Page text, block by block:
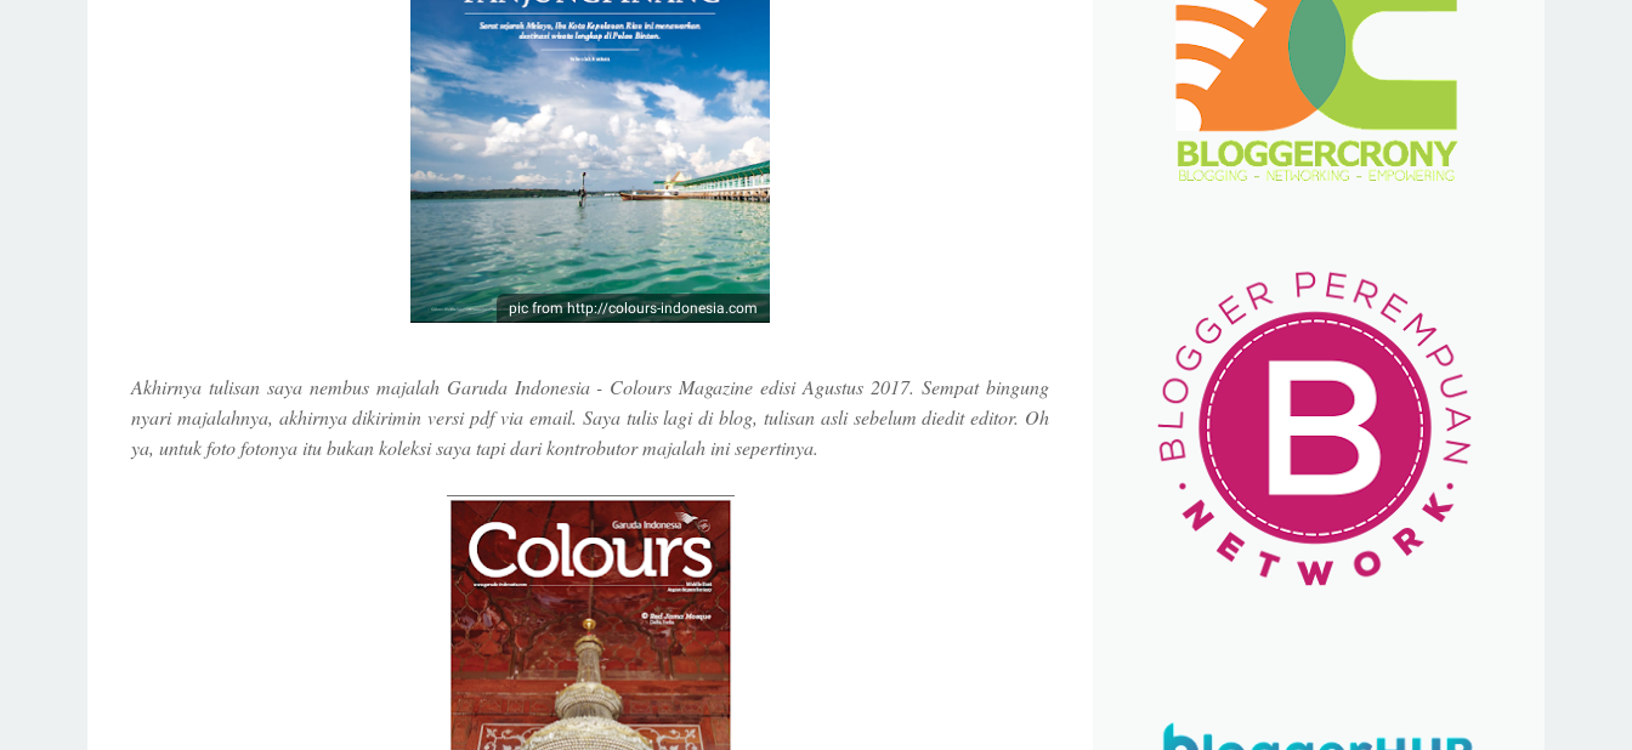
pic from http://colours-indonesia.com
Akhirnya tulisan saya nembus majalah Garuda Indonesia - Colours Magazine edisi Agustus 2017. Sempat bingung
nyari majalahnya, akhirnya dikirimin versi pdf via email. Saya tulis lagi di blog, tulisan asli sebelum diedit editor. Oh
ya, untuk foto fotonya itu bukan koleksi saya tapi dari kontrobutor majalah ini sepertinya.